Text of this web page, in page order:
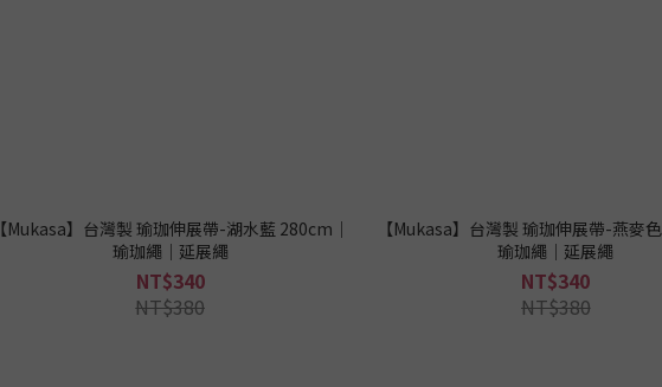
【Mukasa】台灣製 瑜珈伸展帶-湖水藍 280cm｜
瑜珈繩｜延展繩
NT$340
NT$380
【Mukasa】台灣製 瑜珈伸展帶-燕麥
瑜珈繩｜延展繩
NT$340
NT$380